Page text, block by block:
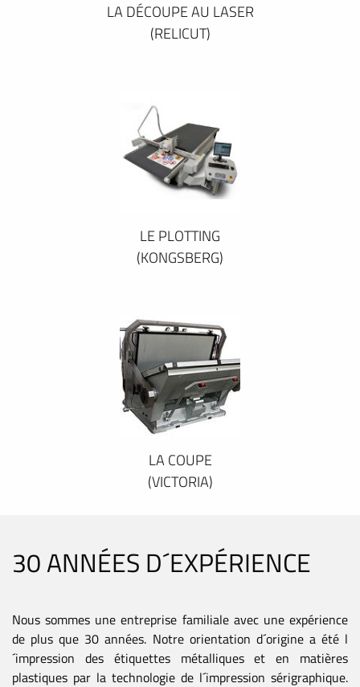
LA DÉCOUPE AU LASER
(RELICUT)
LE PLOTTING
(KONGSBERG)
LA COUPE
(VICTORIA)
30 ANNÉES D´EXPÉRIENCE
Nous sommes une entreprise familiale avec une expérience
de plus que 30 années. Notre orientation d´origine a été l
´impression des étiquettes métalliques et en matières
plastiques par la technologie de l´impression sérigraphique.